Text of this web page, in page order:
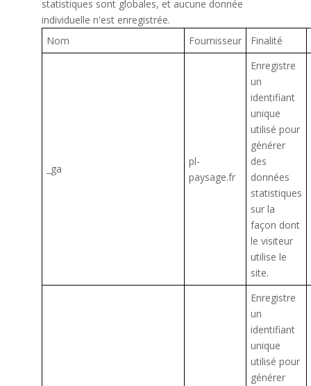
statistiques sont globales, et aucune donnée
individuelle n'est enregistrée.
Nom
Fournisseur Finalité
_ga
pl-
paysage.fr
Enregistre
un
identifiant
unique
utilisé pour
générer
des
données
statistiques
sur la
façon dont
le visiteur
utilise le
site.
Enregistre
un
identifiant
unique
utilisé pour
générer